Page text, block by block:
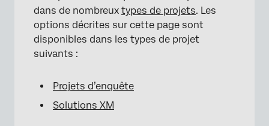
dans de nombreux types de projets. Les
options décrites sur cette page sont
disponibles dans les types de projet
suivants :
Projets d’enquête
Solutions XM